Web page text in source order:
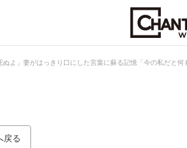
ぬよ」妻がはっきり口にした言葉に蘇る記憶「今の私だと何
戻る